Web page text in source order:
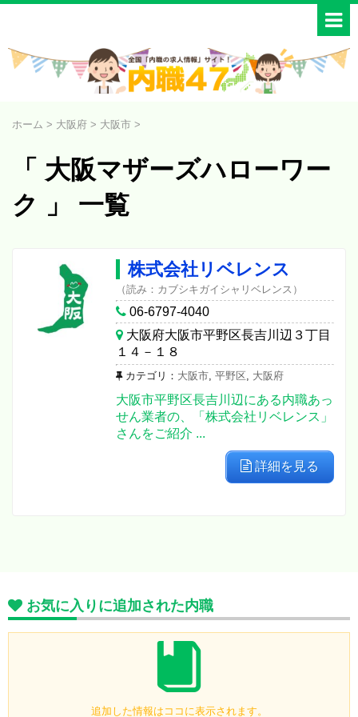
ホーム > 大阪府 > 大阪市 >
「 大阪マザーズハローワー
ク 」 一覧
株式会社リベレンス
（読み：カブシキガイシャリベレンス）
06-6797-4040
大阪府大阪市平野区長吉川辺３丁目
１４－１８
カテゴリ： 大阪市, 平野区, 大阪府
大阪市平野区長吉川辺にある内職あっ
せん業者の、「株式会社リベレンス」
さんをご紹介 ...
詳細を見る
お気に入りに追加された内職
追加した情報はココに表示されます。